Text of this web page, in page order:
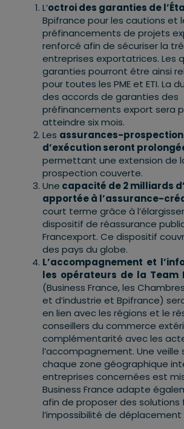
L’octroi des garanties de
Bpifrance pour les cautions et
préfinancements de projets
renforcé afin de sécuriser la
entreprises exportatrices. Les
garanties pourront être ainsi
pour toutes les PME et ETI. La
des accords de garanties des
préfinancements export sera
atteindre six mois.
Les assurances-prospection
d’exécution seront
permettant une extension de
prospection couverte.
Une capacité de 2 milliards
apportée à l’assurance-
court terme grâce à
dispositif de réassurance
Francexport. Ce dispositif
des pays du globe.
L’accompagnement et
les opérateurs de la Team
(Business France, les
et d’industrie et Bpifrance)
en lien avec les régions et le
conseillers du commerce
complémentarité avec les
l’accompagnement. Une veille
chaque zone géographique
entreprises concernées est
Business France adapte
afin de proposer des solutions
l’impossibilité de déplacement